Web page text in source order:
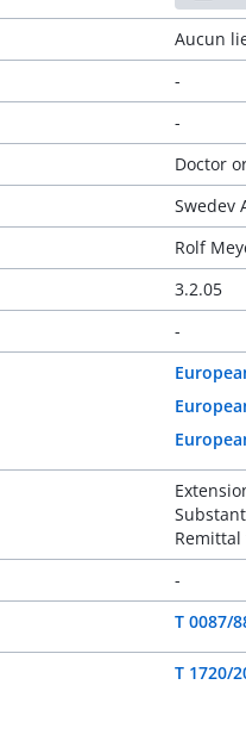
Aucun
-
-
Doctor
Swedev
Rolf
3.2.05
-
-
T 0087/
T 1720/